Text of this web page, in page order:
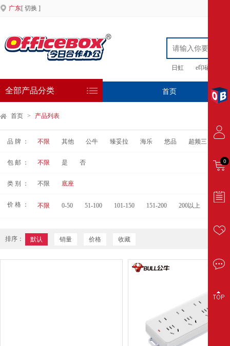
广东[ 切换 ]
日虹 e印硒鼓
全部产品分类 首页 专
首页 > 产品列表
品 牌 ： 不限 其他 公牛 臻妥拉 海乐 悠品 超频三
包 邮 ： 不限 是 否
类 别 ： 不限 底座
价 格 ： 不限 0-50 51-100 101-150 151-200 200以上
排序： 默认 销量 价格 收藏
0